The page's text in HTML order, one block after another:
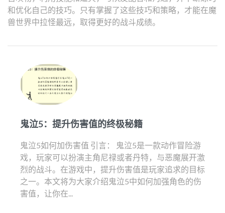
和优化自己的技巧。只有掌握了这些技巧和策略，才能在魔
兽世界中拉怪最远，取得更好的战斗成绩。
鬼泣5：提升伤害值的终极秘籍
鬼泣5如何加伤害值 引言： 鬼泣5是一款动作冒险游
戏，玩家可以扮演主角尼禄或者丹特，与恶魔展开激
烈的战斗。在游戏中，提升伤害值是玩家追求的目标
之一。本文将为大家介绍鬼泣5中如何加强角色的伤
害值，让你在...